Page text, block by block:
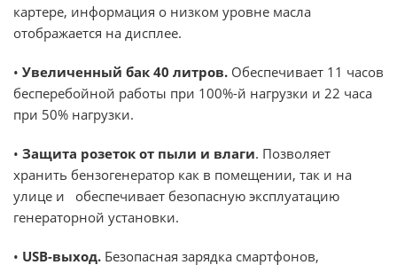
картере, информация о низком уровне масла
отображается на дисплее.
• Увеличенный бак 40 литров. Обеспечивает 11 часов
бесперебойной работы при 100%-й нагрузки и 22 часа
при 50% нагрузки.
• Защита розеток от пыли и влаги. Позволяет
хранить бензогенератор как в помещении, так и на
улице и обеспечивает безопасную эксплуатацию
генераторной установки.
• USB-выход. Безопасная зарядка смартфонов,